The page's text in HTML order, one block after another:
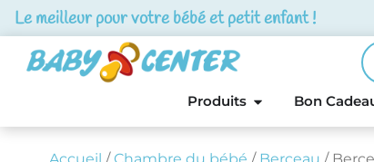
Le meilleur pour votre bébé et petit enfant !
Produits Bon